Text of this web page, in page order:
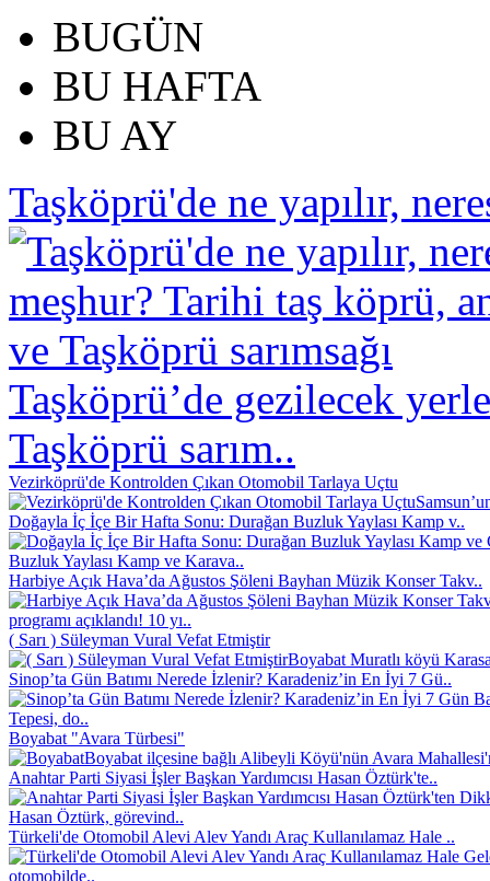
BUGÜN
BU HAFTA
BU AY
Taşköprü'de ne yapılır,
Taşköprü’de gezilecek
Taşköprü sarım..
Vezirköprü'de Kontrolden Çıkan Otomobil Tarlaya Uçtu
Doğayla İç İçe Bir Hafta Sonu: Durağan Buzluk Yaylası Kamp v..
Buzluk Yaylası Kamp ve Karava..
Harbiye Açık Hava’da Ağustos Şöleni Bayhan Müzik Konser Takv..
programı açıklandı! 10 yı..
( Sarı ) Süleyman Vural Vefat Etmiştir
Boyabat Muratlı köyü
Sinop’ta Gün Batımı Nerede İzlenir? Karadeniz’in En İyi 7 Gü..
Tepesi, do..
Boyabat "Avara Türbesi"
Boyabat ilçesine bağlı Alibeyli Köyü'nün Avara
Anahtar Parti Siyasi İşler Başkan Yardımcısı Hasan Öztürk'te..
Hasan Öztürk, görevind..
Türkeli'de Otomobil Alevi Alev Yandı Araç Kullanılamaz Hale ..
otomobilde..